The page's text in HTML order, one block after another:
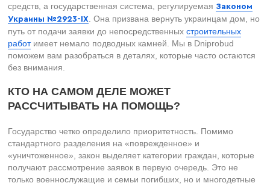
средств, а государственная система, регулируемая Законом
Украины №2923-IX . Она призвана вернуть украинцам дом, но
путь от подачи заявки до непосредственных строительных
работимеет немало подводных камней. Мы в Dniprobud
поможем вам разобраться в деталях, которые часто остаются
без внимания.
КТО НА САМОМ ДЕЛЕ МОЖЕТ
РАССЧИТЫВАТЬ НА ПОМОЩЬ?
Государство четко определило приоритетность. Помимо
стандартного разделения на «поврежденное» и
«уничтоженное», закон выделяет категории граждан, которые
получают рассмотрение заявок в первую очередь. Это не
только военнослужащие и семьи погибших, но и многодетные